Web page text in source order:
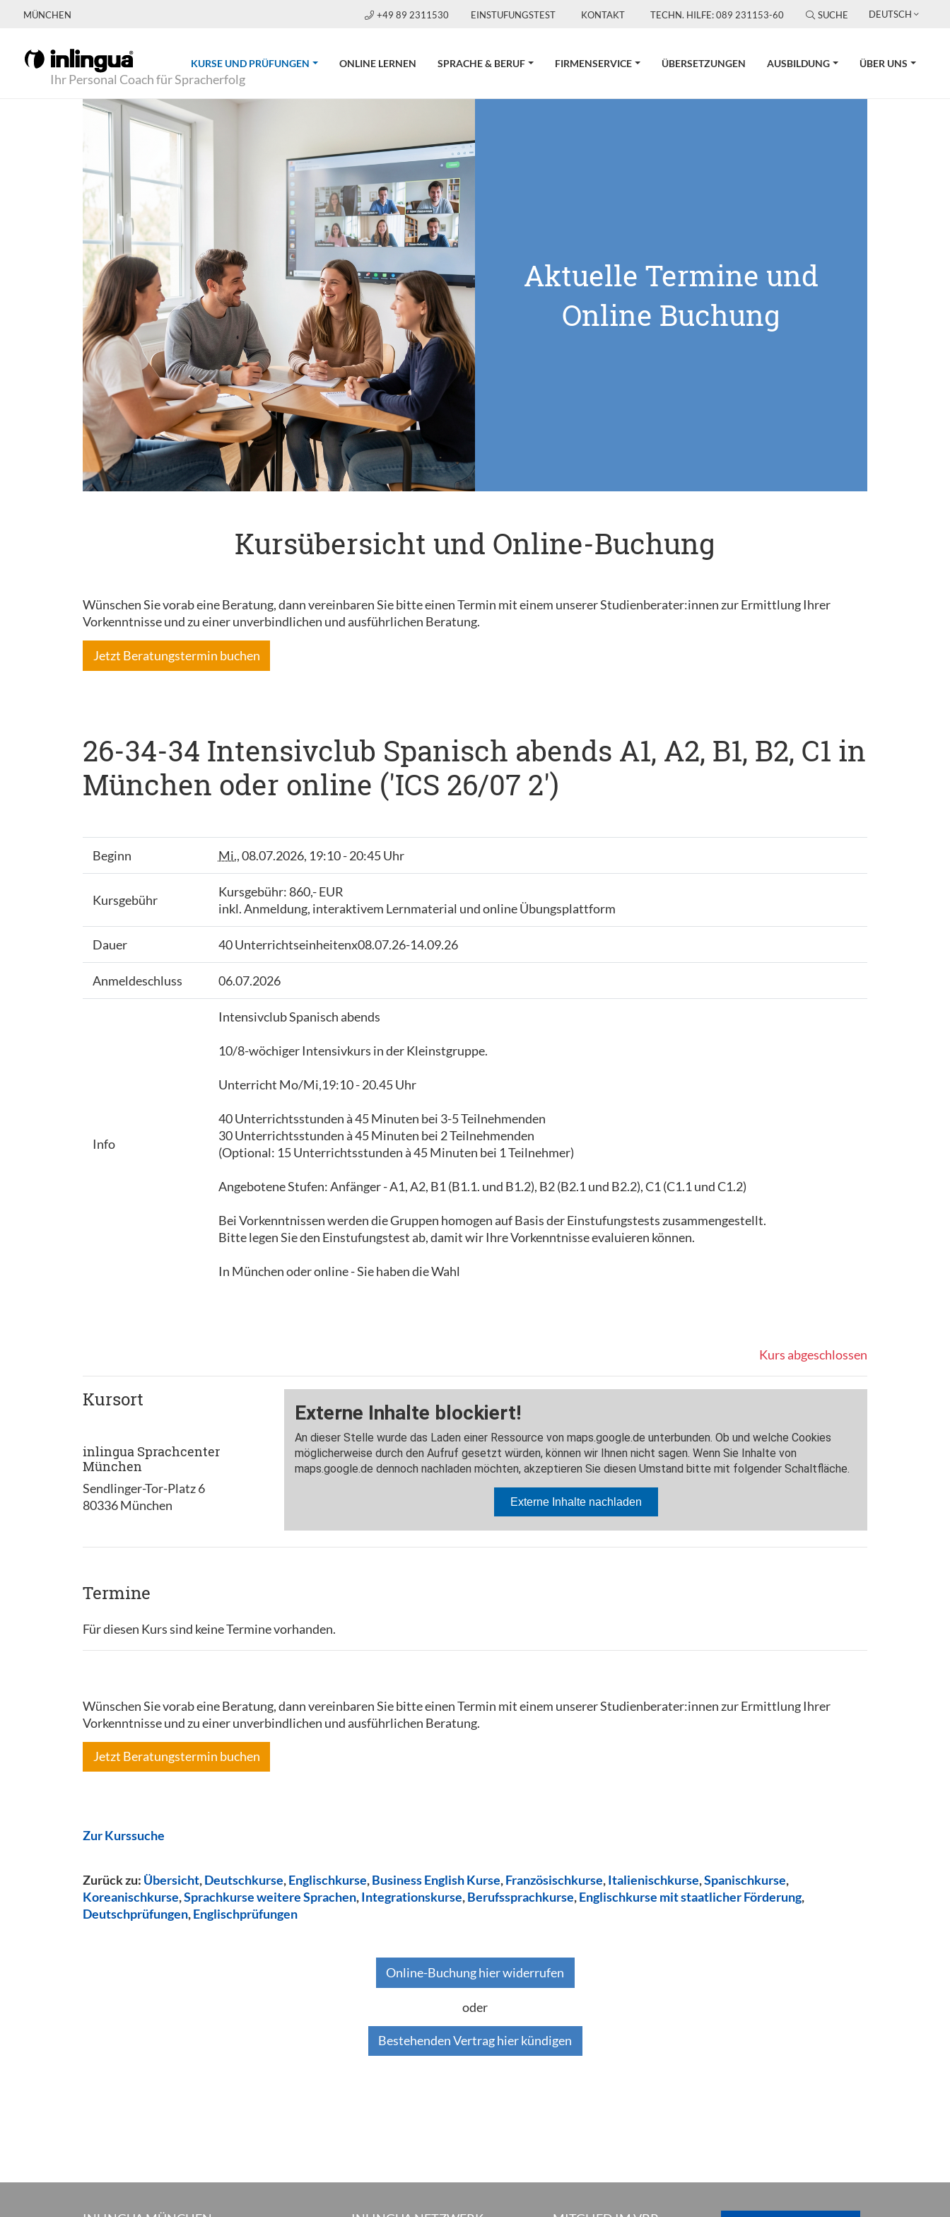
MÜNCHEN +49 89 2311530 EINSTUFUNGSTEST KONTAKT TECHN. HILFE: 089 231153-60 SUCHE DEUTSCH
Ihr Personal Coach für Spracherfolg
KURSE UND PRÜFUNGEN (CURRENT)ONLINE LERNEN SPRACHE & BERUF FIRMENSERVICE ÜBERSETZUNGEN AUSBILDUNG ÜBER UNS
Aktuelle Termine und
Online Buchung
Kursübersicht und Online-Buchung
Wünschen Sie vorab eine Beratung, dann vereinbaren Sie bitte einen Termin mit einem unserer Studienberater:innen zur Ermittlung Ihrer
Vorkenntnisse und zu einer unverbindlichen und ausführlichen Beratung.
Jetzt Beratungstermin buchen
26-34-34 Intensivclub Spanisch abends A1, A2, B1, B2, C1 in
München oder online ('ICS 26/07 2')
Beginn Mi., 08.07.2026, 19:10 - 20:45 Uhr
Kursgebühr
Kursgebühr: 860,- EUR
inkl. Anmeldung, interaktivem Lernmaterial und online Übungsplattform
Dauer 40 Unterrichtseinheitenx08.07.26-14.09.26
Anmeldeschluss 06.07.2026
Info
Intensivclub Spanisch abends
10/8-wöchiger Intensivkurs in der Kleinstgruppe.
Unterricht Mo/Mi,19:10 - 20.45 Uhr
40 Unterrichtsstunden à 45 Minuten bei 3-5 Teilnehmenden
30 Unterrichtsstunden à 45 Minuten bei 2 Teilnehmenden
(Optional: 15 Unterrichtsstunden à 45 Minuten bei 1 Teilnehmer)
Angebotene Stufen: Anfänger - A1, A2, B1 (B1.1. und B1.2), B2 (B2.1 und B2.2), C1 (C1.1 und C1.2)
Bei Vorkenntnissen werden die Gruppen homogen auf Basis der Einstufungstests zusammengestellt.
Bitte legen Sie den Einstufungstest ab, damit wir Ihre Vorkenntnisse evaluieren können.
In München oder online - Sie haben die Wahl
Kurs abgeschlossen
Kursort
inlingua Sprachcenter
München
Sendlinger-Tor-Platz 6
80336 München
Termine
Für diesen Kurs sind keine Termine vorhanden.
Wünschen Sie vorab eine Beratung, dann vereinbaren Sie bitte einen Termin mit einem unserer Studienberater:innen zur Ermittlung Ihrer
Vorkenntnisse und zu einer unverbindlichen und ausführlichen Beratung.
Jetzt Beratungstermin buchen
Zur Kurssuche
Zurück zu: Übersicht,Deutschkurse,Englischkurse,Business English Kurse,Französischkurse,Italienischkurse,Spanischkurse,
Koreanischkurse,Sprachkurse weitere Sprachen,Integrationskurse,Berufssprachkurse,Englischkurse mit staatlicher Förderung,
Deutschprüfungen,Englischprüfungen
Online-Buchung hier widerrufen
oder
Bestehenden Vertrag hier kündigen